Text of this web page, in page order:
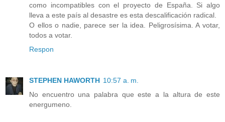
como incompatibles con el proyecto de España. Si algo
lleva a este país al desastre es esta descalificación radical.
O ellos o nadie, parece ser la idea. Peligrosísima. A votar,
todos a votar.
Respon
STEPHEN HAWORTH 10:57 a. m.
No encuentro una palabra que este a la altura de este
energumeno.